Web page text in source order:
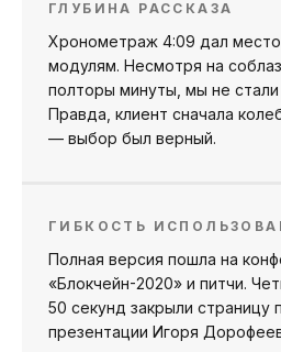
ГЛУБИНА РАССКАЗА
Хронометраж 4:09 дал
модулям. Несмотря на
полторы минуты, мы не
Правда, клиент сначала
— выбор был верный.
ГИБКОСТЬ
Полная версия пошла на
«Блокчейн-2020» и питчи.
50 секунд закрыли страницу
презентации Игоря